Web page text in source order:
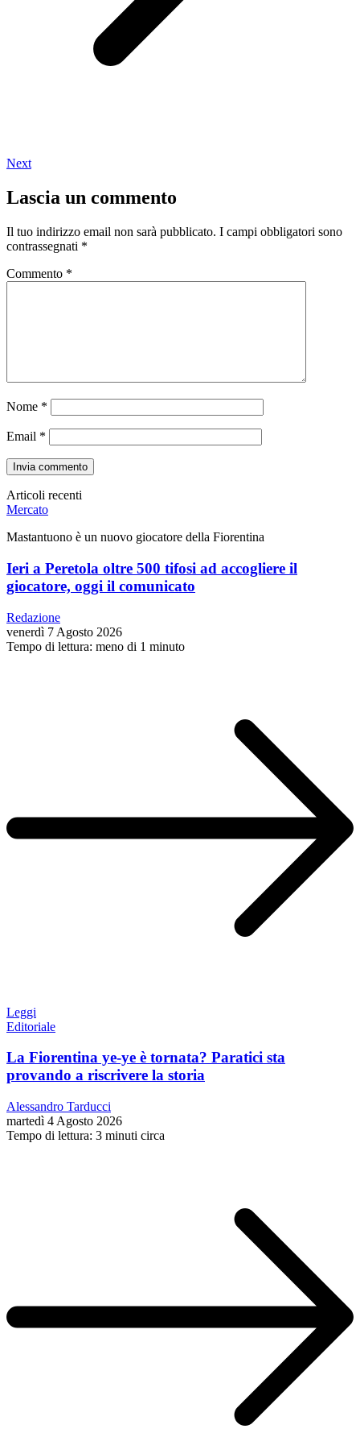
Next
Lascia un commento
Il tuo indirizzo email non sarà pubblicato. I campi obbligatori sono
contrassegnati *
Commento *
Nome *
Email *
Articoli recenti
Mercato
Mastantuono è un nuovo giocatore della Fiorentina
Ieri a Peretola oltre 500 tifosi ad accogliere il
giocatore, oggi il comunicato
Redazione
venerdì 7 Agosto 2026
Tempo di lettura: meno di 1 minuto
Leggi
Editoriale
La Fiorentina ye-ye è tornata? Paratici sta
provando a riscrivere la storia
Alessandro Tarducci
martedì 4 Agosto 2026
Tempo di lettura: 3 minuti circa